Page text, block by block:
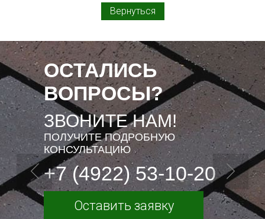
Вернуться
ОСТАЛИСЬ
ВОПРОСЫ?
ЗВОНИТЕ НАМ!
ПОЛУЧИТЕ ПОДРОБНУЮ
КОНСУЛЬТАЦИЮ
+7 (4922) 53-10-20
Оставить заявку